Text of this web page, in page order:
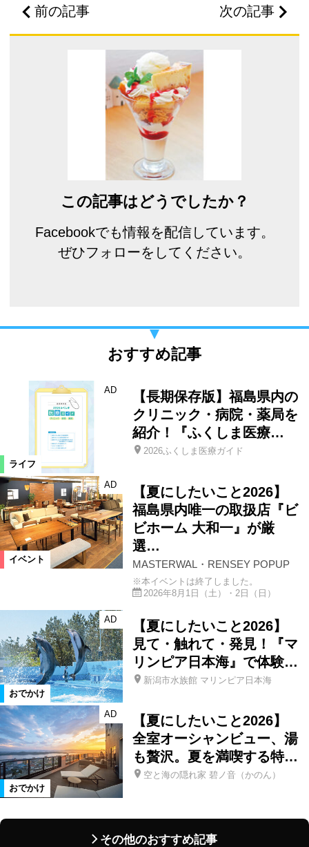
前の記事 次の記事
この記事はどうでしたか？
Facebookでも情報を配信しています。
ぜひフォローをしてください。
おすすめ記事
ライフ
AD
【長期保存版】福島県内の
クリニック・病院・薬局を
紹介！『ふくしま医療…
2026ふくしま医療ガイド
イベント
AD
【夏にしたいこと2026】
福島県内唯一の取扱店『ビ
ビホーム 大和一』が厳
選…
MASTERWAL・RENSEY POPUP
※本イベントは終了しました。
2026年8月1日（土）・2日（日）
おでかけ
AD
【夏にしたいこと2026】
見て・触れて・発見！『マ
リンピア日本海』で体験…
新潟市水族館 マリンピア日本海
おでかけ
AD
【夏にしたいこと2026】
全室オーシャンビュー、湯
も贅沢。夏を満喫する特…
空と海の隠れ家 碧ノ音（かのん）
その他のおすすめ記事